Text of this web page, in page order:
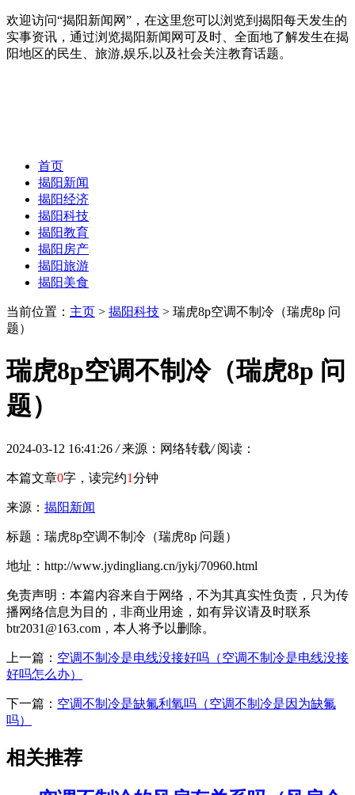
欢迎访问“揭阳新闻网”，在这里您可以浏览到揭阳每天发生的
实事资讯，通过浏览揭阳新闻网可及时、全面地了解发生在揭
阳地区的民生、旅游,娱乐,以及社会关注教育话题。
首页
揭阳新闻
揭阳经济
揭阳科技
揭阳教育
揭阳房产
揭阳旅游
揭阳美食
当前位置： 主页 > 揭阳科技 > 瑞虎8p空调不制冷（瑞虎8p 问
题）
瑞虎8p空调不制冷（瑞虎8p 问
题）
2024-03-12 16:41:26 / 来源：网络转载/ 阅读：
本篇文章0字，读完约1分钟
来源： 揭阳新闻
标题：瑞虎8p空调不制冷（瑞虎8p 问题）
地址：http://www.jydingliang.cn/jykj/70960.html
免责声明：本篇内容来自于网络，不为其真实性负责，只为传
播网络信息为目的，非商业用途，如有异议请及时联系
btr2031@163.com，本人将予以删除。
上一篇： 空调不制冷是电线没接好吗（空调不制冷是电线没接
好吗怎么办）
下一篇： 空调不制冷是缺氟利氧吗（空调不制冷是因为缺氟
吗）
相关推荐